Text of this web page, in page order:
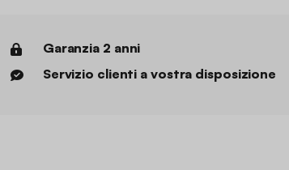
Garanzia 2 anni
Servizio clienti a vostra disposizione